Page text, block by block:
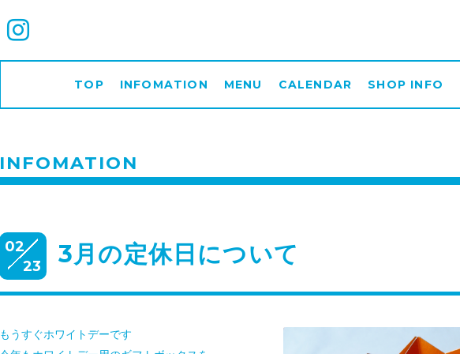
TOP INFOMATION MENU CALENDAR SHOP INFO
INFOMATION
02
23
3月の定休日について
もうすぐホワイトデーです